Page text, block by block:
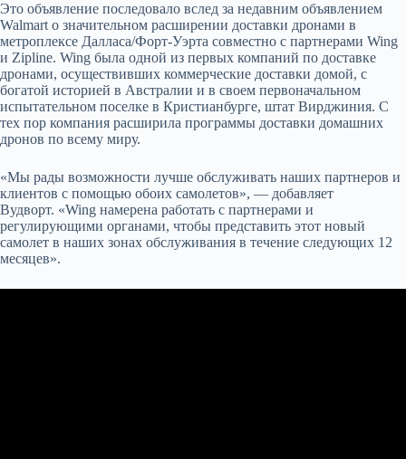
Это объявление последовало вслед за недавним объявлением
Walmart о значительном расширении доставки дронами в
метроплексе Далласа/Форт-Уэрта совместно с партнерами Wing
и Zipline. Wing была одной из первых компаний по доставке
дронами, осуществивших коммерческие доставки домой, с
богатой историей в Австралии и в своем первоначальном
испытательном поселке в Кристианбурге, штат Вирджиния. С
тех пор компания расширила программы доставки домашних
дронов по всему миру.
«Мы рады возможности лучше обслуживать наших партнеров и
клиентов с помощью обоих самолетов», — добавляет
Вудворт. «Wing намерена работать с партнерами и
регулирующими органами, чтобы представить этот новый
самолет в наших зонах обслуживания в течение следующих 12
месяцев».